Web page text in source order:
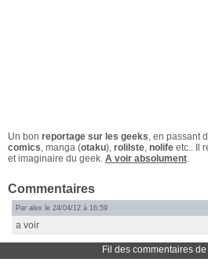
Un bon reportage sur les geeks, en passant
comics, manga (otaku), rolilste, nolife etc.. Il
et imaginaire du geek. A voir absolument.
Commentaires
Par alex le 24/04/12 à 16:59
a voir
Fil des commentaires